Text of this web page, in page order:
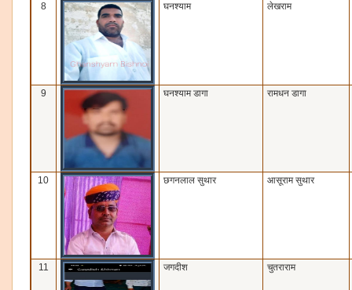
8 घनश्‍याम लेखराम
9 घनश्‍याम डागा रामधन डागा
10 छगनलाल सुथार आसूराम सुथार
11 जगदीश चुतराराम